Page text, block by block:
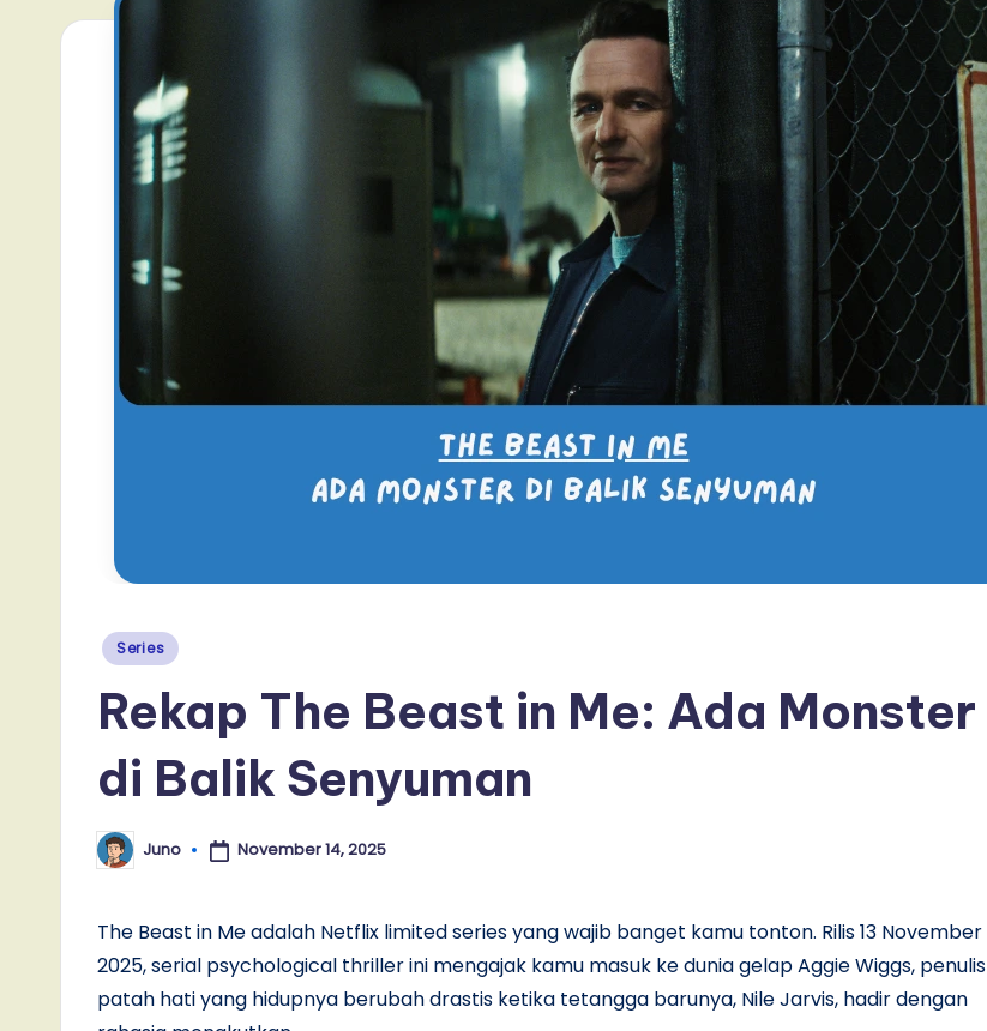
Posted
Series
Rekap The Beast in Me: Ada Monster
di Balik Senyuman
Posted
by
Juno November 14, 2025
The Beast in Me adalah Netflix limited series yang wajib banget kamu tonton. Rilis 13 November
2025, serial psychological thriller ini mengajak kamu masuk ke dunia gelap Aggie Wiggs, penulis
patah hati yang hidupnya berubah drastis ketika tetangga barunya, Nile Jarvis, hadir dengan